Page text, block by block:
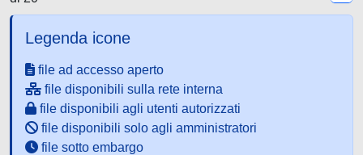
Legenda icone
file ad accesso aperto
file disponibili sulla rete interna
file disponibili agli utenti autorizzati
file disponibili solo agli amministratori
file sotto embargo